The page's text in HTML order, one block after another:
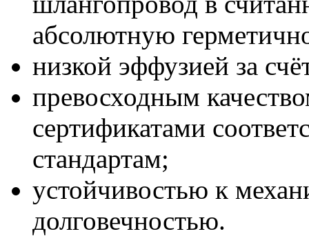
абсолютную
низкой эффузией за
превосходным
сертификатами
стандартам;
устойчивостью к
долговечностью.